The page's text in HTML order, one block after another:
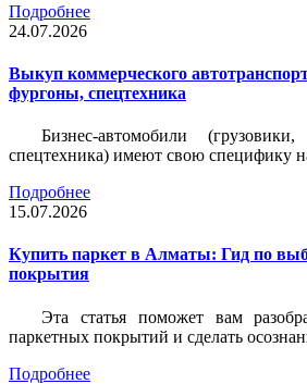
Подробнее
24.07.2026
Выкуп коммерческого
фургоны, спецтехника
Бизнес-автомобили
спецтехника) имеют свою специфику
Подробнее
15.07.2026
Купить паркет в Алматы: Гид по
покрытия
Эта статья поможет вам
паркетных покрытий и сделать
Подробнее